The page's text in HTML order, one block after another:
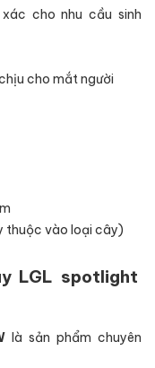
cho nhu cầu sinh
cho mắt người
thuộc vào loại cây)
LGL spotlight
là sản phẩm chuyên